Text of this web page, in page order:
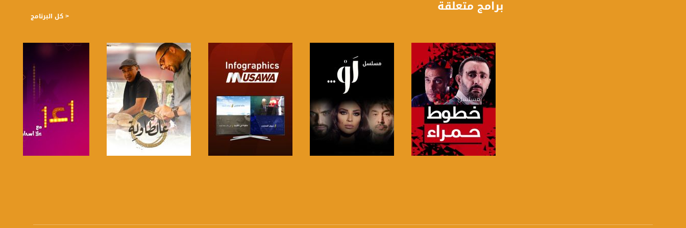
الموقع الالكتروني:
www.musawachannel.com
فيسبوك:
https://www.facebook.com/musawachannel
تويتر:
https://twitter.com/musawachannel
يوتيوب:
https://www.youtube.com/channel/UCwJbDUmIxc-JX8PX53ek2Zg/feed
غوغل+:
برامج متعلقة < كل البرنامج